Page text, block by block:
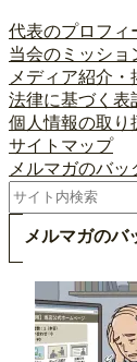
代表のプロフィ
当会のミッショ
メディア紹介・
法律に基づく表
個人情報の取り
サイトマップ
メルマガのバッ
検
索
メルマガのバ